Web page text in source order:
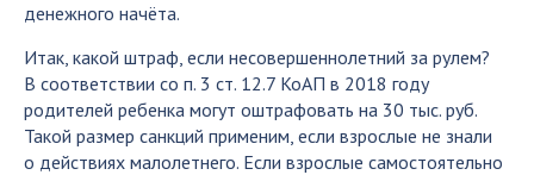
денежного начёта.
Итак, какой штраф, если несовершеннолетний за рулем?
В соответствии со п. 3 ст. 12.7 КоАП в 2018 году
родителей ребенка могут оштрафовать на 30 тыс. руб.
Такой размер санкций применим, если взрослые не знали
о действиях малолетнего. Если взрослые самостоятельно